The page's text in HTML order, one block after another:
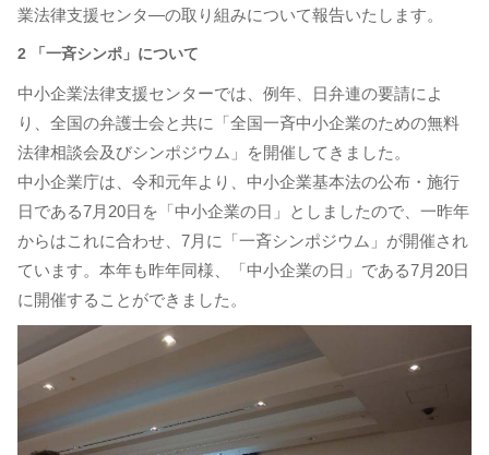
業法律支援センタ―の取り組みについて報告いたします。
2 「一斉シンポ」について
中小企業法律支援センターでは、例年、日弁連の要請によ
り、全国の弁護士会と共に「全国一斉中小企業のための無料
法律相談会及びシンポジウム」を開催してきました。
中小企業庁は、令和元年より、中小企業基本法の公布・施行
日である7月20日を「中小企業の日」としましたので、一昨年
からはこれに合わせ、7月に「一斉シンポジウム」が開催され
ています。本年も昨年同様、「中小企業の日」である7月20日
に開催することができました。